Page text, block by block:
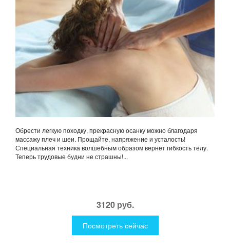
Обрести легкую походку, прекрасную осанку можно благодаря
массажу плеч и шеи. Прощайте, напряжение и усталость!
Специальная техника волшебным образом вернет гибкость телу.
Теперь трудовые будни не страшны!...
3120 руб.
Посмотреть сейчас